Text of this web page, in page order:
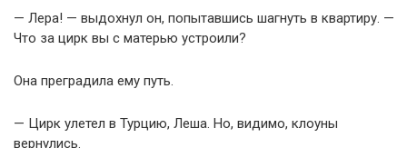
— Лера! — выдохнул он, попытавшись шагнуть в квартиру. —
Что за цирк вы с матерью устроили?
Она преградила ему путь.
— Цирк улетел в Турцию, Леша. Но, видимо, клоуны
вернулись.